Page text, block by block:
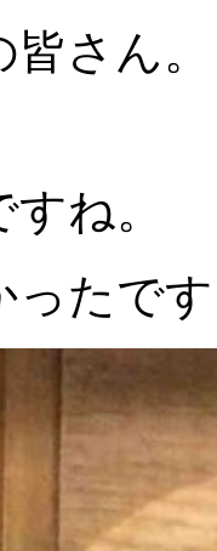
さん。
ね。
ったで